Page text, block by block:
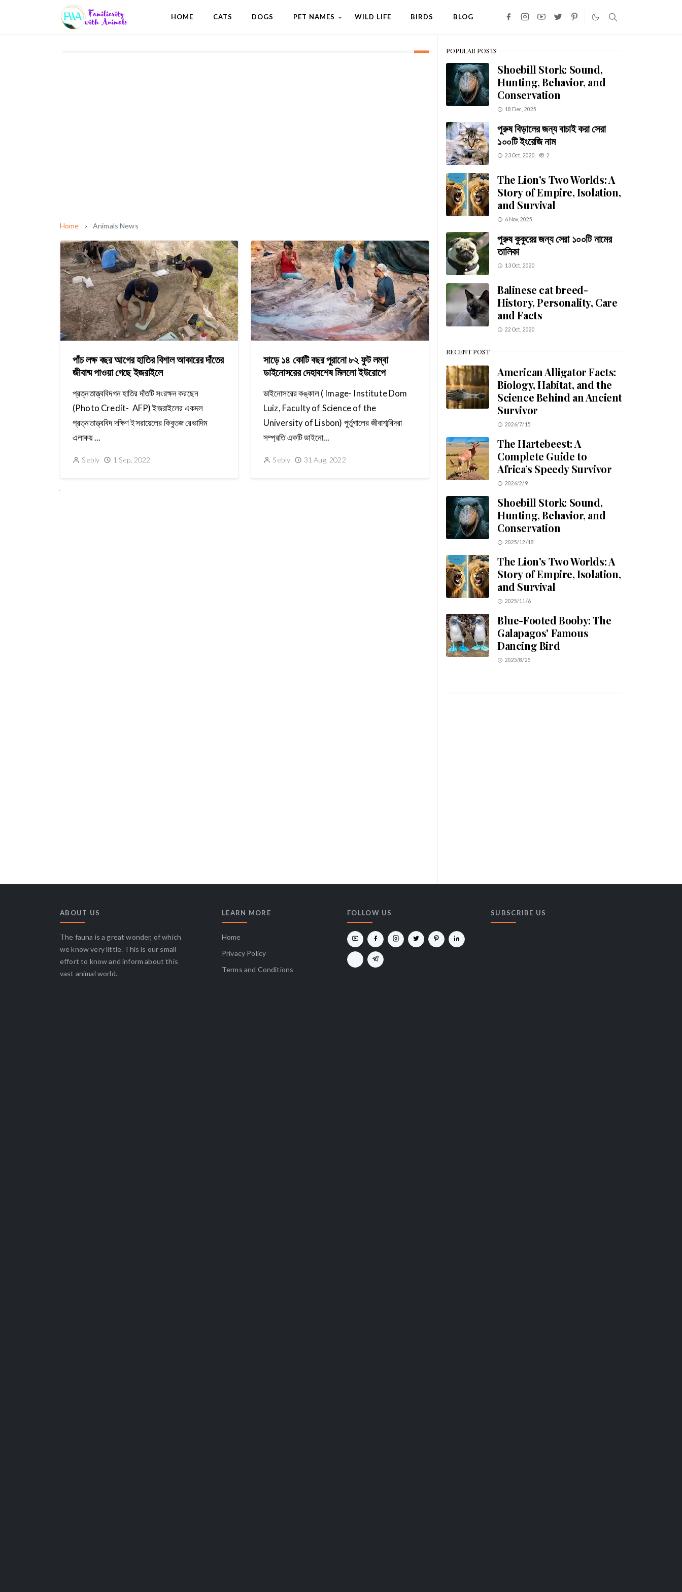
HOME CATS DOGS PET NAMES WILD LIFE BIRDS BLOG
Home Animals News
পাঁচ লক্ষ বছর আগের হাতির বিশাল আকারের দাঁতের
জীবাষ্ম পাওয়া গেছে ইজরাইলে
প্রত্নতাত্ত্ববিদগন হাতির দাঁতটি সংরক্ষন করছেন
(Photo Credit- AFP) ইজরাইলের একদল
প্রত্নতাত্ত্ববিদ দক্ষিণ ইসরায়েলের কিবুতজ রেভাদিম
এলাকয় ...
Sebly 1 Sep, 2022
সাড়ে ১৪ কোটি বছর পুরানো ৮২ ফুট লম্বা
ডাইনোসরের দেহাবশেষ মিললো ইউরোপে
ডাইনোসরের কঙ্কাল ( Image- Institute Dom
Luiz, Faculty of Science of the
University of Lisbon) পুর্তুগালের জীবাশ্মবিদরা
সম্প্রতি একটি ডাইনো...
Sebly 31 Aug, 2022
POPULAR POSTS
Shoebill Stork: Sound,
Hunting, Behavior, and
Conservation
18 Dec, 2025
পুরুষ বিড়ালের জন্য বাচাই করা সেরা
১০০টি ইংরেজি নাম
23 Oct, 2020 2
The Lion's Two Worlds: A
Story of Empire, Isolation,
and Survival
6 Nov, 2025
পুরুষ কুকুরের জন্য সেরা ১০০টি নামের
তালিকা
13 Oct, 2020
Balinese cat breed-
History, Personality, Care
and Facts
22 Oct, 2020
RECENT POST
American Alligator Facts:
Biology, Habitat, and the
Science Behind an Ancient
Survivor
2026/7/15
The Hartebeest: A
Complete Guide to
Africa’s Speedy Survivor
2026/2/9
Shoebill Stork: Sound,
Hunting, Behavior, and
Conservation
2025/12/18
The Lion's Two Worlds: A
Story of Empire, Isolation,
and Survival
2025/11/6
Blue-Footed Booby: The
Galapagos' Famous
Dancing Bird
2025/8/25
ABOUT US
The fauna is a great wonder, of which
we know very little. This is our small
effort to know and inform about this
vast animal world.
LEARN MORE
Home
Privacy Policy
Terms and Conditions
FOLLOW US SUBSCRIBE US